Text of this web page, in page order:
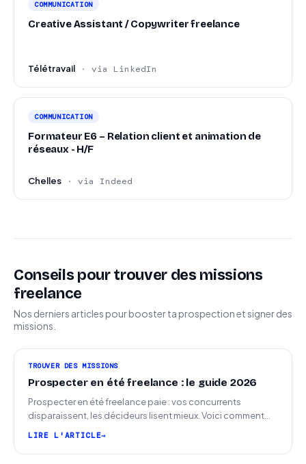
COMMUNICATION
Creative Assistant / Copywriter freelance
Télétravail · via LinkedIn
COMMUNICATION
Formateur E6 – Relation client et animation de
réseaux - H/F
Chelles · via Indeed
Conseils pour trouver des missions
freelance
Nos derniers articles pour booster ta prospection et signer des
missions.
TROUVER DES MISSIONS
Prospecter en été freelance : le guide 2026
Prospecter en été freelance paie : vos concurrents
disparaissent, les décideurs lisent mieux. Voici comment
LIRE L'ARTICLE